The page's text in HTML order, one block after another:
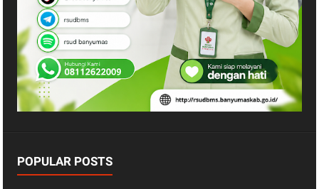
POPULAR POSTS